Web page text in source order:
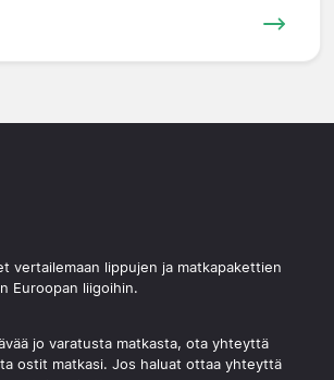
vertailemaan lippujen ja matkapakettien
Euroopan liigoihin.
jo varatusta matkasta, ota yhteyttä
ostit matkasi. Jos haluat ottaa yhteyttä